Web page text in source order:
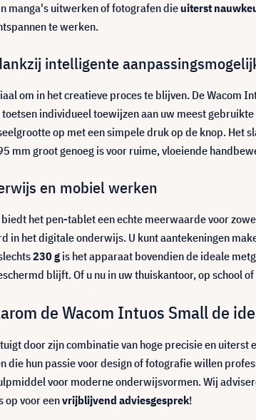
manga's uitwerken of fotografen dieuiterst
te werken.
intelligente
om in het creatieve proces te blijven. De Wacom
individueel toewijzen aan uw meest
op met een simpele druk op de knop. Het
mm groot genoeg is voor ruime, vloeiende
en mobiel werken
het pen-tablet een echte meerwaarde voor
in het digitale onderwijs. U kunt aantekeningen
230 g is het apparaat bovendien de ideale
blijft. Of u nu in uw thuiskantoor, op school
de Wacom Intuos Small de
door zijn combinatie van hoge precisie en
die hun passie voor design of fotografie willen
voor moderne onderwijsvormen. Wij
op voor eenvrijblijvend adviesgesprek!